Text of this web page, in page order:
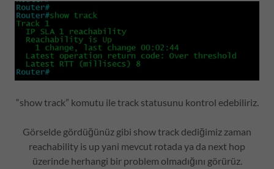
“show track” komutu ile track statusunu kontrol edebiliriz.
Görselde gördüğünüz gibi show track dediğimiz zaman
reachability is up yani mevcut rotada ya da next hop
üzerinde herhangi bir problem olmadığını görürüz.